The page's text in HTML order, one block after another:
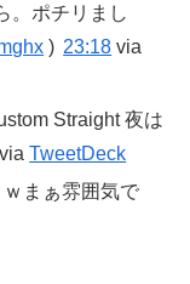
。ポチリまし
) 23:18 via
Straight 夜は
viaTweetDeck
まぁ雰囲気で